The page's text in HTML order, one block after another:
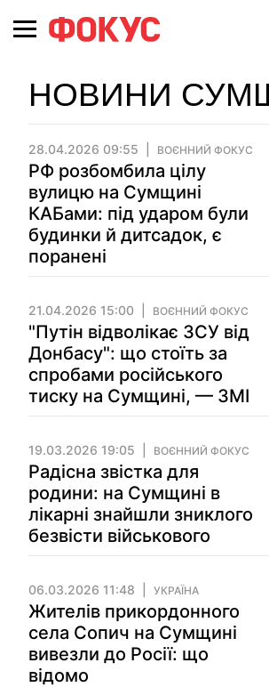
НОВИНИ
28.04.2026 09:55 ВОЄННИЙ ФОКУС
РФ розбомбила цілу
вулицю на Сумщині
КАБами: під ударом були
будинки й дитсадок, є
поранені
21.04.2026 15:00 ВОЄННИЙ ФОКУС
"Путін відволікає ЗСУ від
Донбасу": що стоїть за
спробами російського
тиску на Сумщині, — ЗМІ
19.03.2026 19:05 ВОЄННИЙ ФОКУС
Радісна звістка для
родини: на Сумщині в
лікарні знайшли зниклого
безвісти військового
06.03.2026 11:48 УКРАЇНА
Жителів прикордонного
села Сопич на Сумщині
вивезли до Росії: що
відомо